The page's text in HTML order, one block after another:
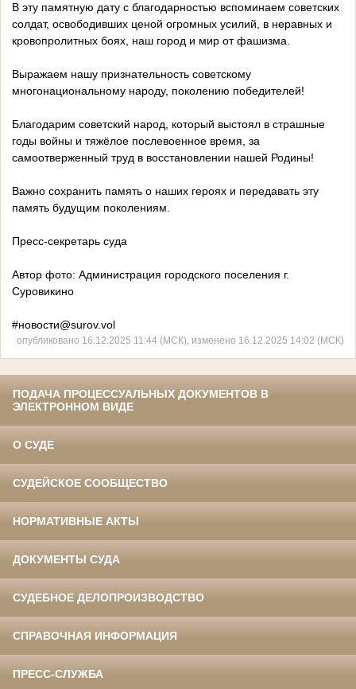
В эту памятную дату с благодарностью вспоминаем советских
солдат, освободивших ценой огромных усилий, в неравных и
кровопролитных боях, наш город и мир от фашизма.
Выражаем нашу признательность советскому
многонациональному народу, поколению победителей!
Благодарим советский народ, который выстоял в страшные
годы войны и тяжёлое послевоенное время, за
самоотверженный труд в восстановлении нашей Родины!
Важно сохранить память о наших героях и передавать эту
память будущим поколениям.
Пресс-секретарь суда
Автор фото: Администрация городского поселения г.
Суровикино
#новости@surov.vol
опубликовано 16.12.2025 11:44 (МСК), изменено 16.12.2025 14:02 (МСК)
ПОДАЧА ПРОЦЕССУАЛЬНЫХ ДОКУМЕНТОВ В
ЭЛЕКТРОННОМ ВИДЕ
О СУДЕ
СУДЕЙСКОЕ СООБЩЕСТВО
НОРМАТИВНЫЕ АКТЫ
ДОКУМЕНТЫ СУДА
СУДЕБНОЕ ДЕЛОПРОИЗВОДСТВО
СПРАВОЧНАЯ ИНФОРМАЦИЯ
ПРЕСС-СЛУЖБА